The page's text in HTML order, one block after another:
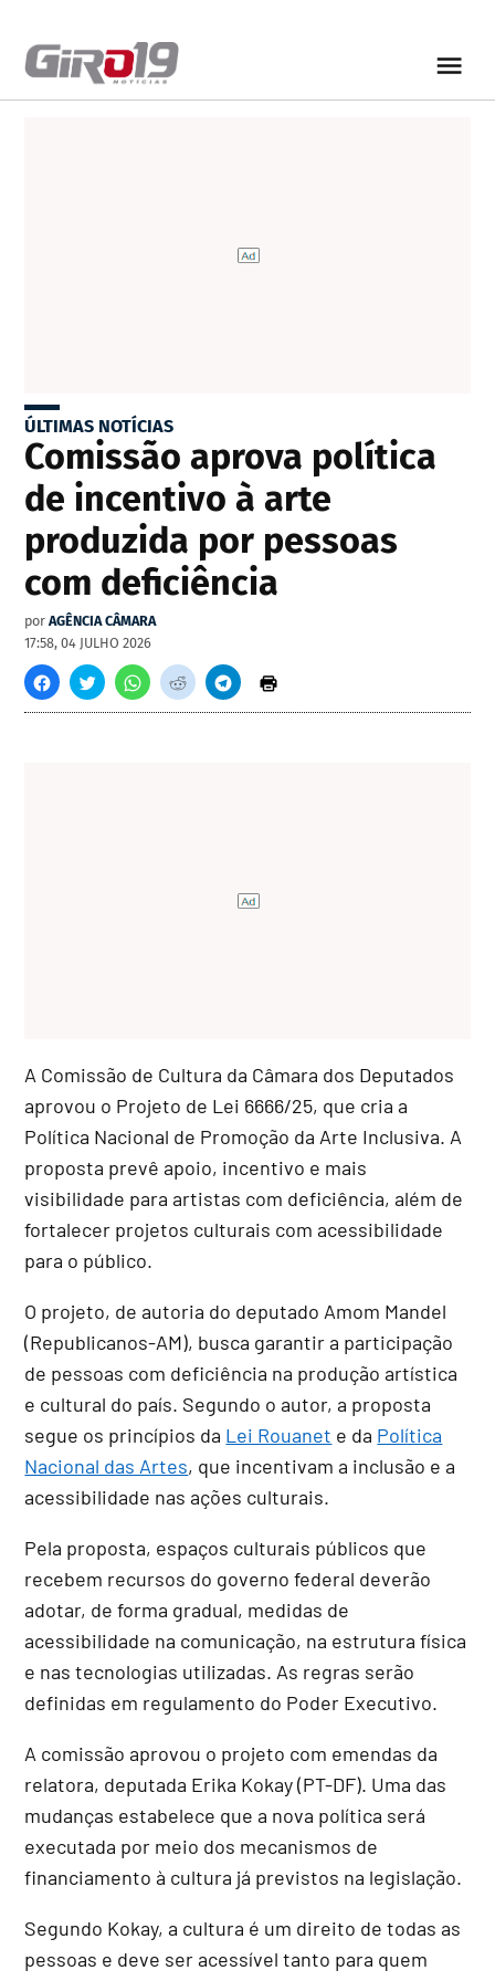
ÚLTIMAS NOTÍCIAS
Comissão aprova política
de incentivo à arte
produzida por pessoas
com deficiência
por AGÊNCIA CÂMARA
17:58, 04 JULHO 2026
A Comissão de Cultura da Câmara dos Deputados
aprovou o Projeto de Lei 6666/25, que cria a
Política Nacional de Promoção da Arte Inclusiva. A
proposta prevê apoio, incentivo e mais
visibilidade para artistas com deficiência, além de
fortalecer projetos culturais com acessibilidade
para o público.
O projeto, de autoria do deputado Amom Mandel
(Republicanos-AM), busca garantir a participação
de pessoas com deficiência na produção artística
e cultural do país. Segundo o autor, a proposta
segue os princípios da Lei Rouanet e da Política
Nacional das Artes, que incentivam a inclusão e a
acessibilidade nas ações culturais.
Pela proposta, espaços culturais públicos que
recebem recursos do governo federal deverão
adotar, de forma gradual, medidas de
acessibilidade na comunicação, na estrutura física
e nas tecnologias utilizadas. As regras serão
definidas em regulamento do Poder Executivo.
A comissão aprovou o projeto com emendas da
relatora, deputada Erika Kokay (PT-DF). Uma das
mudanças estabelece que a nova política será
executada por meio dos mecanismos de
financiamento à cultura já previstos na legislação.
Segundo Kokay, a cultura é um direito de todas as
pessoas e deve ser acessível tanto para quem